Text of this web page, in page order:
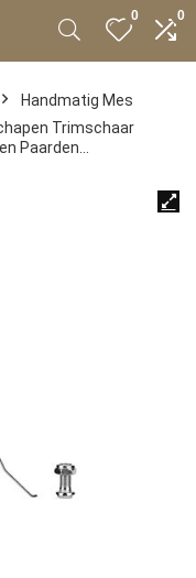
0 0
Handmatig Mes
Trimschaar
Paarden…